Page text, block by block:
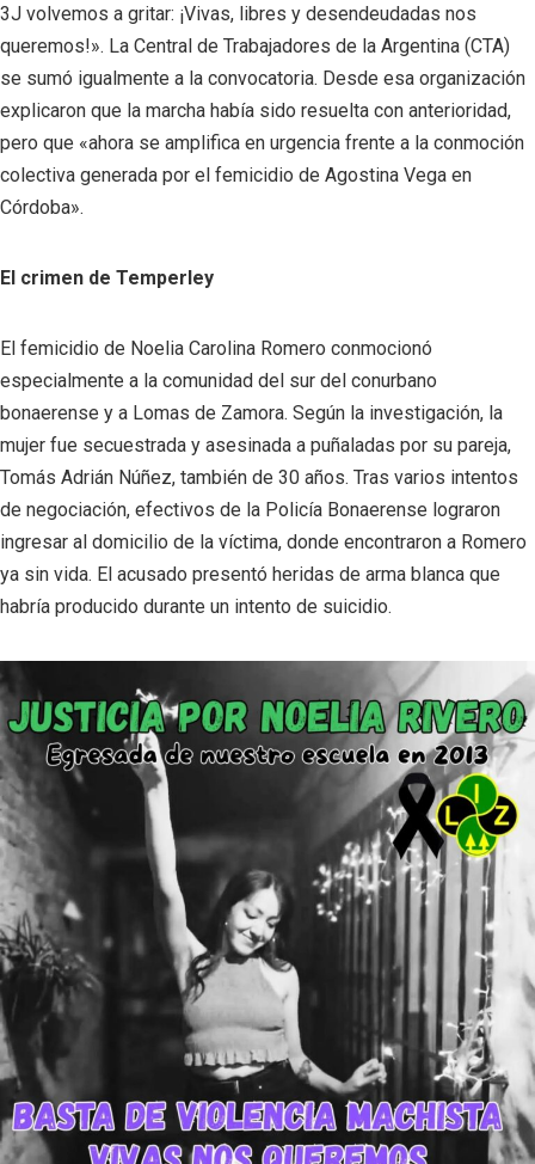
3J volvemos a gritar: ¡Vivas, libres y desendeudadas nos
queremos!». La Central de Trabajadores de la Argentina (CTA)
se sumó igualmente a la convocatoria. Desde esa organización
explicaron que la marcha había sido resuelta con anterioridad,
pero que «ahora se amplifica en urgencia frente a la conmoción
colectiva generada por el femicidio de Agostina Vega en
Córdoba».
El crimen de Temperley
El femicidio de Noelia Carolina Romero conmocionó
especialmente a la comunidad del sur del conurbano
bonaerense y a Lomas de Zamora. Según la investigación, la
mujer fue secuestrada y asesinada a puñaladas por su pareja,
Tomás Adrián Núñez, también de 30 años. Tras varios intentos
de negociación, efectivos de la Policía Bonaerense lograron
ingresar al domicilio de la víctima, donde encontraron a Romero
ya sin vida. El acusado presentó heridas de arma blanca que
habría producido durante un intento de suicidio.